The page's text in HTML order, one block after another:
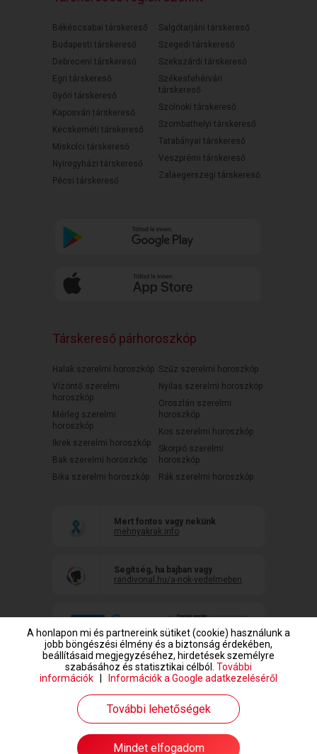
Békéscsabai társkereső
Budapesti társkereső
Debreceni társkereső
Egri társkereső
Győri társkereső
Kaposvári társkereső
Kecskeméti társkereső
Miskolci társkereső
Nyíregyházi társkereső
Pécsi társkereső
Salgótarjáni társkereső
Szegedi társkereső
Szekszárdi társkereső
Székesfehérvári
társkereső
Szolnoki társkereső
Szombathelyi társkereső
Tatabányai társkereső
Veszprémi társkereső
Zalaegerszegi társkereső
Társkereső párhoroszkóp
Halak szerelmi horoszkóp
Vízöntő szerelmi
horoszkóp
Mérleg szerelmi
horoszkóp
Ikrek szerelmi horoszkóp
Bak szerelmi horoszkóp
Bika szerelmi horoszkóp
Szűz szerelmi horoszkóp
Nyilas szerelmi horoszkóp
Oroszlán szerelmi
horoszkóp
Kos szerelmi horoszkóp
Skorpió szerelmi
horoszkóp
Rák szerelmi horoszkóp
Mert fontos vagy nekünk
mehnyakrak.info
Segítség, ha bajban vagy
randivonal.hu/a-nok-vedelmeben
www.randivonal.hu © Copyright 1999-2026 Dating Central Europe Zrt.
A honlapon mi és partnereink sütiket (cookie) használunk a
jobb böngészési élmény és a biztonság érdekében,
beállításaid megjegyzéséhez, hirdetések személyre
szabásához és statisztikai célból. További
információk
Információk a Google adatkezeléséről
További lehetőségek
Mindet elfogadom